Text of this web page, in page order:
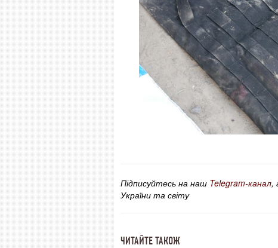
Підписуйтесь на наш Telegram-канал,
України та світу
ЧИТАЙТЕ ТАКОЖ